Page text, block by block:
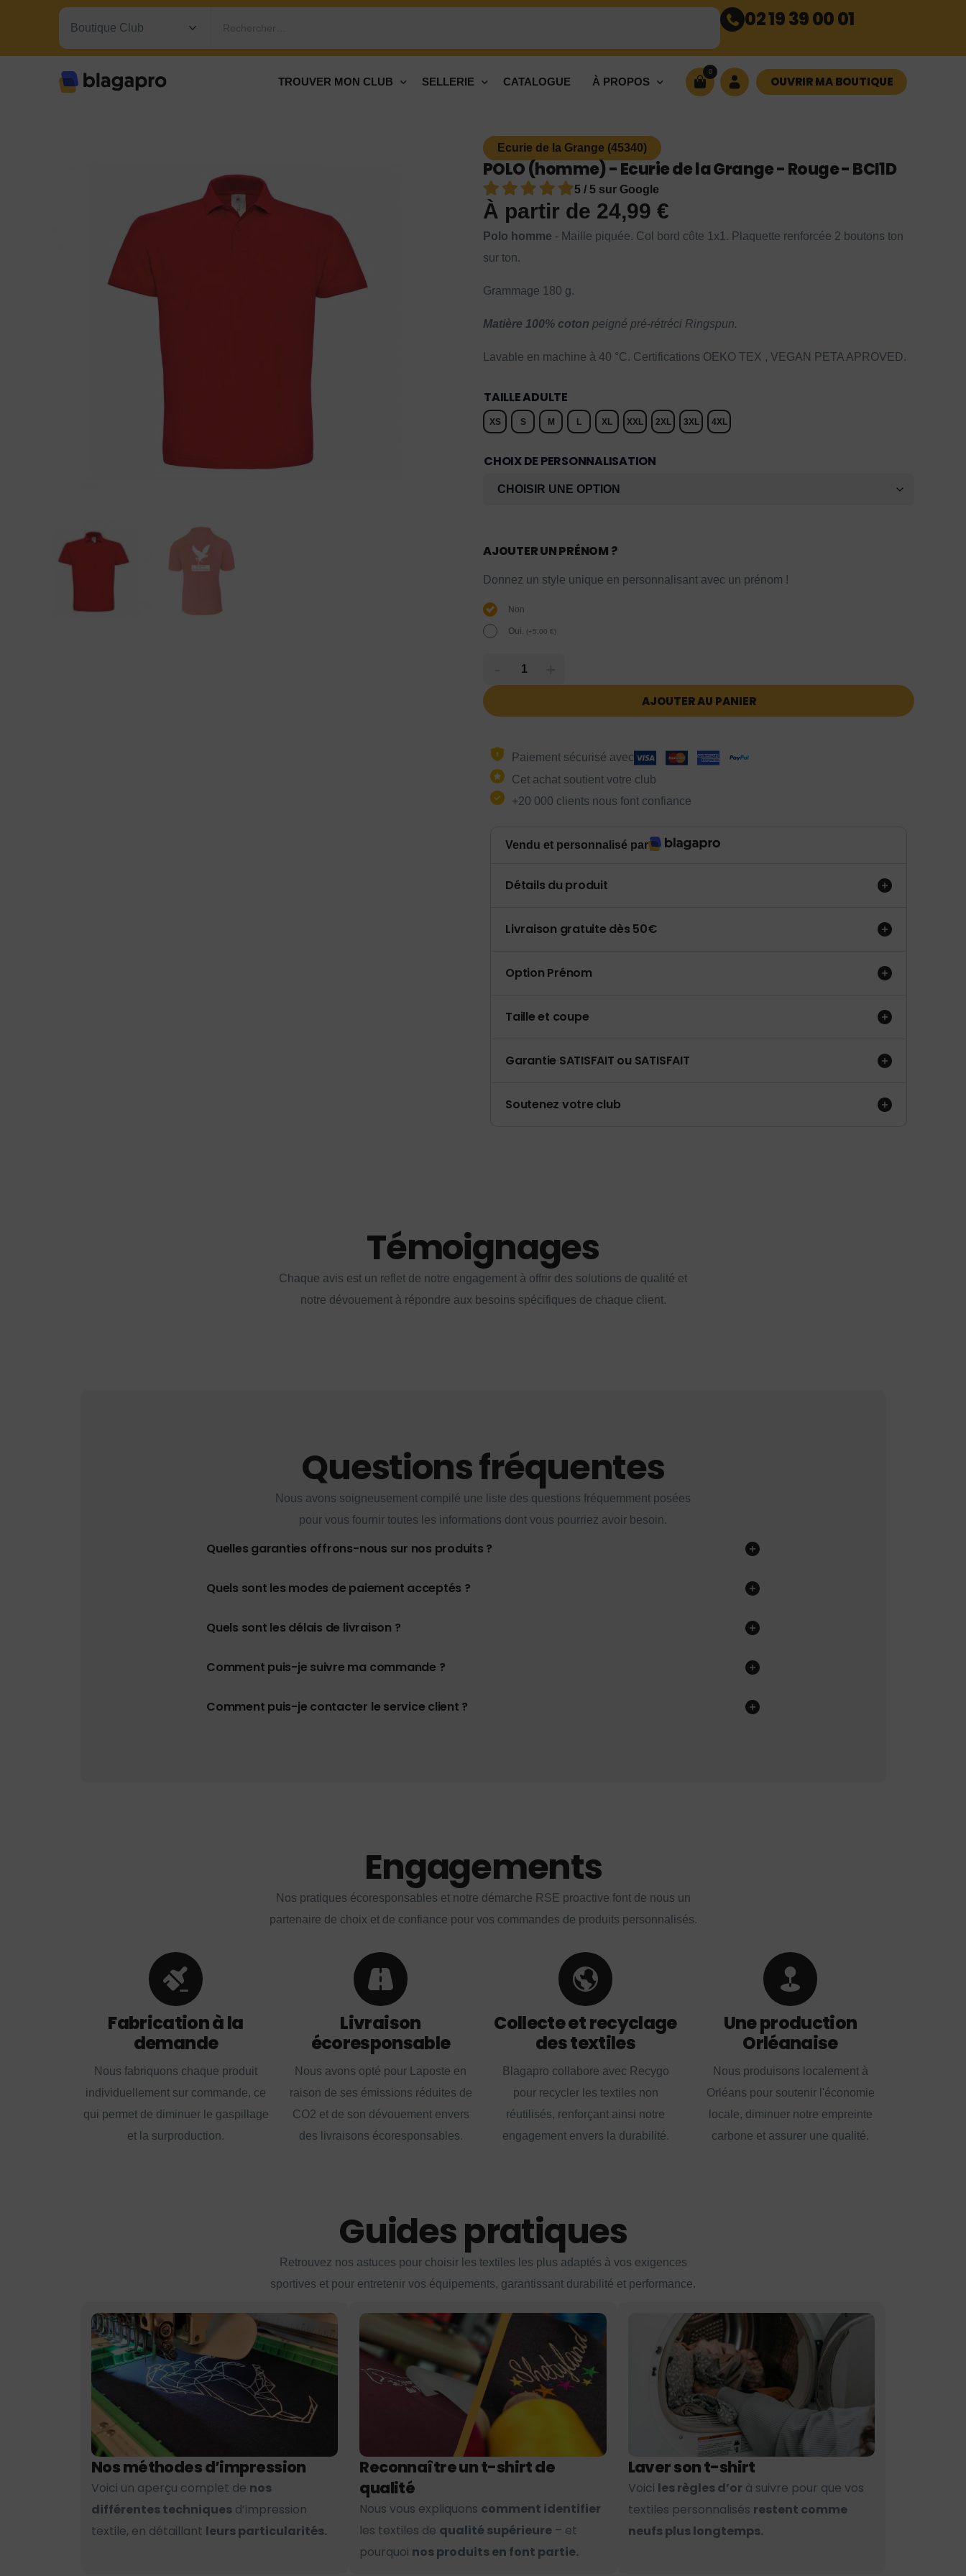
Rechercher… 02 19 39 00 01
TROUVER MON CLUB SELLERIE CATALOGUE À PROPOS
0
OUVRIR MA BOUTIQUE
Ecurie de la Grange (45340)
POLO (homme) - Ecurie de la Grange - Rouge - BCI1D
5 / 5 sur Google
À partir de 24,99 €
Polo homme - Maille piquée. Col bord côte 1x1. Plaquette renforcée 2 boutons ton
sur ton.
Grammage 180 g.
Matière 100% coton peigné pré-rétréci Ringspun.
Lavable en machine à 40 °C. Certifications OEKO TEX , VEGAN PETA APROVED.
TAILLE ADULTE
XS S M L XL XXL 2XL 3XL 4XL
CHOIX DE PERSONNALISATION
AJOUTER UN PRÉNOM ?
Donnez un style unique en personnalisant avec un prénom !
Non
Oui. (+5,00 €)
AJOUTER AU PANIER
Paiement sécurisé avec
Cet achat soutient votre club
+20 000 clients nous font confiance
Vendu et personnalisé par
Détails du produit
Livraison gratuite dès 50€
Option Prénom
Taille et coupe
Garantie SATISFAIT ou SATISFAIT
Soutenez votre club
Témoignages
Chaque avis est un reflet de notre engagement à offrir des solutions de qualité et
notre dévouement à répondre aux besoins spécifiques de chaque client.
Questions fréquentes
Nous avons soigneusement compilé une liste des questions fréquemment posées
pour vous fournir toutes les informations dont vous pourriez avoir besoin.
Quelles garanties offrons-nous sur nos produits ?
Quels sont les modes de paiement acceptés ?
Quels sont les délais de livraison ?
Comment puis-je suivre ma commande ?
Comment puis-je contacter le service client ?
Engagements
Nos pratiques écoresponsables et notre démarche RSE proactive font de nous un
partenaire de choix et de confiance pour vos commandes de produits personnalisés.
Fabrication à la
demande
Nous fabriquons chaque produit
individuellement sur commande, ce
qui permet de diminuer le gaspillage
et la surproduction.
Livraison
écoresponsable
Nous avons opté pour Laposte en
raison de ses émissions réduites de
CO2 et de son dévouement envers
des livraisons écoresponsables.
Collecte et recyclage
des textiles
Blagapro collabore avec Recygo
pour recycler les textiles non
réutilisés, renforçant ainsi notre
engagement envers la durabilité.
Une production
Orléanaise
Nous produisons localement à
Orléans pour soutenir l'économie
locale, diminuer notre empreinte
carbone et assurer une qualité.
Guides pratiques
Retrouvez nos astuces pour choisir les textiles les plus adaptés à vos exigences
sportives et pour entretenir vos équipements, garantissant durabilité et performance.
Nos méthodes d’impression
Voici un aperçu complet de nos
différentes techniques d’impression
textile, en détaillant leurs particularités.
Reconnaître un t-shirt de
qualité
Nous vous expliquons comment identifier
les textiles de qualité supérieure – et
pourquoi nos produits en font partie.
Laver son t-shirt
Voici les règles d’or à suivre pour que vos
textiles personnalisés restent comme
neufs plus longtemps.